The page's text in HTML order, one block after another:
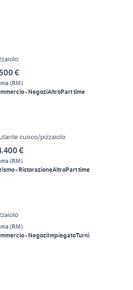
€
(RM)
- NegoziAltroPart time
cuoco/pizzaiolo
€
(RM)
- RistorazioneAltroPart time
(RM)
- NegoziImpiegatoTurni